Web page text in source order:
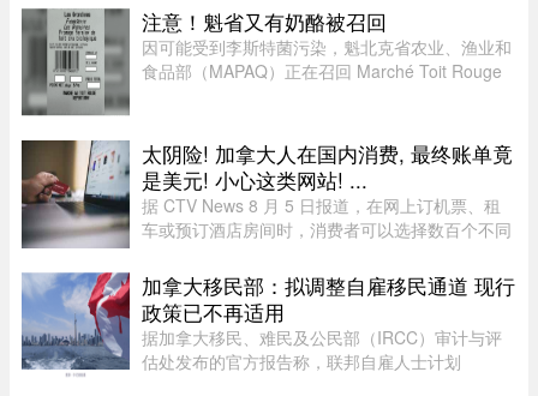
右，巡警发现涉事车辆并示意停车，但车辆迅速加
速逃离，警方并未展开追逐。不 ...
注意！魁省又有奶酪被召回
因可能受到李斯特菌污染，魁北克省农业、渔业和
食品部（MAPAQ）正在召回 Marché Toit Rouge
年 7 月 6 日至 16 ...
太阴险! 加拿大人在国内消费, 最终账单竟
是美元! 小心这类网站! ...
据 CTV News 8 月 5 日报道，在网上订机票、租
车或预订酒店房间时，消费者可以选择数百个不同
虽然有些旅游类网站是加拿大本地公司，但许多并
非如此，即使你要前往加拿 ...
加拿大移民部：拟调整自雇移民通道 现行
政策已不再适用
据加拿大移民、难民及公民部（IRCC）审计与评
估处发布的官方报告称，联邦自雇人士计划